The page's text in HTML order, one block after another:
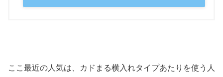
ここ最近の人気は、カドまる横入れタイプあたりを使う人